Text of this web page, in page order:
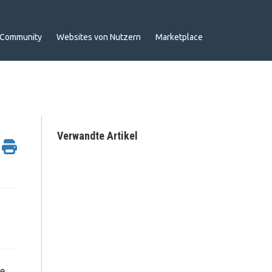
Community Websites von Nutzern Marketplace
Verwandte Artikel